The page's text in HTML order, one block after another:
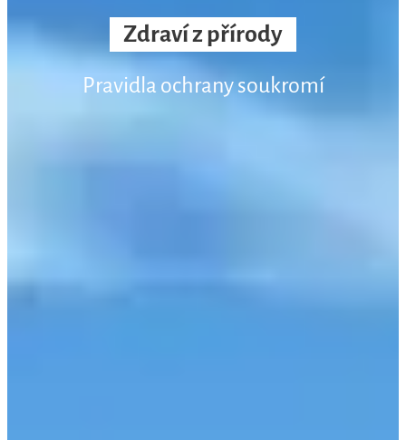
Zdraví z přírody
Pravidla ochrany soukromí